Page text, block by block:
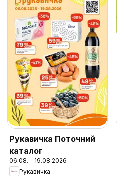
Рукавичка Поточний
каталог
06.08. - 19.08.2026
Рукавичка